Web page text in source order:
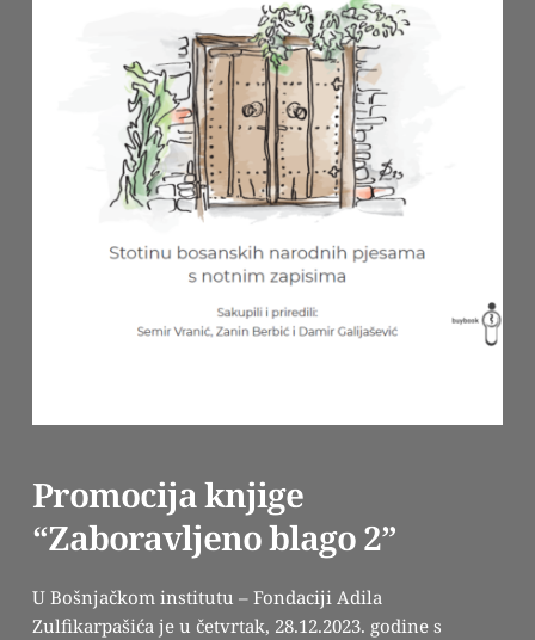
Promocija knjige
“Zaboravljeno blago 2”
U Bošnjačkom institutu – Fondaciji Adila
Zulfikarpašića je u četvrtak, 28.12.2023. godine s